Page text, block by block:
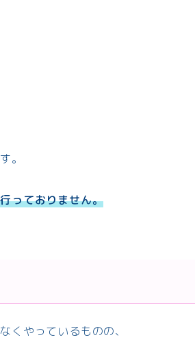
。
っておりません。
くやっているものの、